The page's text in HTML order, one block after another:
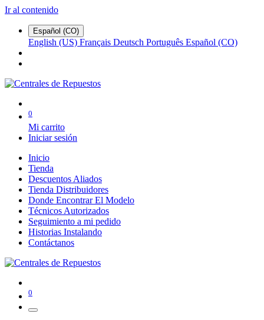
Ir al contenido
Español (CO)
English (US) Français Deutsch Português Español (CO)
0
Mi carrito
Iniciar sesión
Inicio
Tienda
Descuentos Aliados
Tienda Distribuidores
Donde Encontrar El Modelo
Técnicos Autorizados
Seguimiento a mi pedido
Historias Instalando
Contáctanos
0